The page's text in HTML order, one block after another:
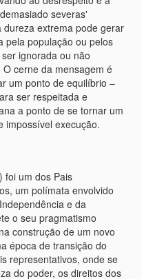
severas'
extrema pode gerar
pela população ou pelos
ignorada ou não
cerne da mensagem é
um ponto de equilíbrio –
ser respeitada e
a ponto de se tornar um
impossível execução.
foi um dos Pais
um polímata envolvido
e da
o seu pragmatismo
construção de um novo
época de transição do
representativos, onde se
do poder, os direitos dos